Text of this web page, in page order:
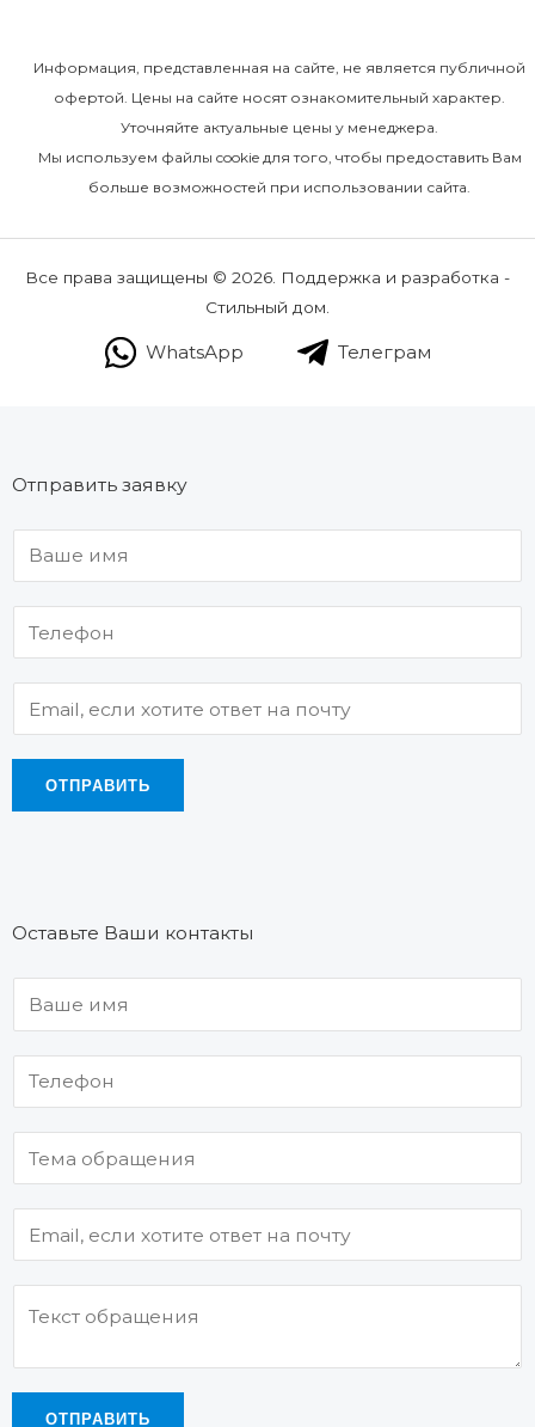
Информация, представленная на сайте, не является публичной
офертой. Цены на сайте носят ознакомительный характер.
Уточняйте актуальные цены у менеджера.
Мы используем файлы cookie для того, чтобы предоставить Вам
больше возможностей при использовании сайта.
Все права защищены © 2026. Поддержка и разработка -
Стильный дом.
WhatsApp Телеграм
Отправить заявку
ОТПРАВИТЬ
Оставьте Ваши контакты
ОТПРАВИТЬ